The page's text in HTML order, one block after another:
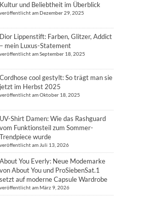
Kultur und Beliebtheit im Überblick
veröffentlicht am Dezember 29, 2025
Dior Lippenstift: Farben, Glitzer, Addict
– mein Luxus-Statement
veröffentlicht am September 18, 2025
Cordhose cool gestylt: So trägt man sie
jetzt im Herbst 2025
veröffentlicht am Oktober 18, 2025
UV-Shirt Damen: Wie das Rashguard
vom Funktionsteil zum Sommer-
Trendpiece wurde
veröffentlicht am Juli 13, 2026
About You Everly: Neue Modemarke
von About You und ProSiebenSat.1
setzt auf moderne Capsule Wardrobe
veröffentlicht am März 9, 2026